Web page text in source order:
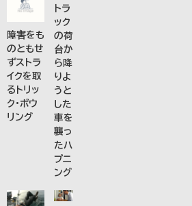
障害をも
のともせ
ずストラ
イクを取
るトリッ
ク・ボウ
リング
トラ
ック
の荷
台か
ら降
りよ
うと
した
車を
襲っ
たハ
プニ
ング